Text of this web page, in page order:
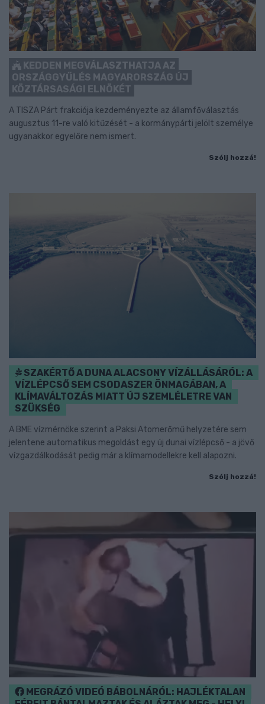
KEDDEN MEGVÁLASZTHATJA AZ
ORSZÁGGYŰLÉS MAGYARORSZÁG ÚJ
KÖZTÁRSASÁGI ELNÖKÉT
A TISZA Párt frakciója kezdeményezte az államfőválasztás
augusztus 11-re való kitűzését - a kormánypárti jelölt személye
ugyanakkor egyelőre nem ismert.
Szólj hozzá!
SZAKÉRTŐ A DUNA ALACSONY VÍZÁLLÁSÁRÓL: A
VÍZLÉPCSŐ SEM CSODASZER ÖNMAGÁBAN, A
KLÍMAVÁLTOZÁS MIATT ÚJ SZEMLÉLETRE VAN
SZÜKSÉG
A BME vízmérnöke szerint a Paksi Atomerőmű helyzetére sem
jelentene automatikus megoldást egy új dunai vízlépcső - a jövő
vízgazdálkodását pedig már a klímamodellekre kell alapozni.
Szólj hozzá!
MEGRÁZÓ VIDEÓ BÁBOLNÁRÓL: HAJLÉKTALAN